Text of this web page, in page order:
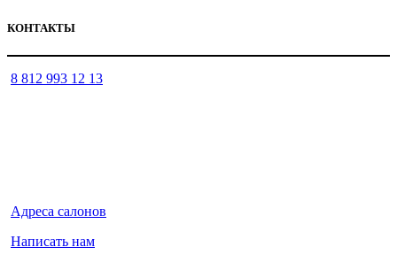
КОНТАКТЫ
8 812 993 12 13
Адреса салонов
Написать нам